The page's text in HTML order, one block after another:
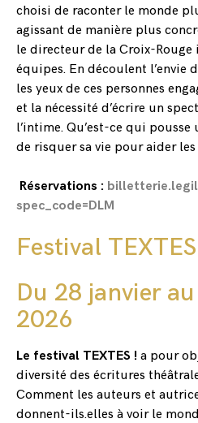
choisi de raconter le monde
agissant de manière plus
le directeur de la Croix-Rouge
équipes. En découlent l’envie
les yeux de ces personnes
et la nécessité d’écrire un
l’intime. Qu’est-ce qui
de risquer sa vie pour aider les
Réservations :
spec_code=DLM
Festival
Du 28 janvier
2026
Le festival TEXTES ! a pour
diversité des écritures
Comment les auteurs et
donnent-ils.elles à voir le